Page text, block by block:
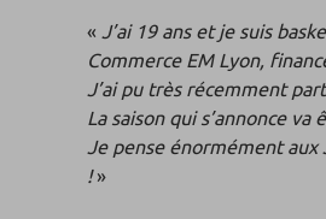
« J’ai 19 ans et je suis
Commerce EM Lyon,
J’ai pu très récemment
La saison qui s’annonce
Je pense énormément
!»